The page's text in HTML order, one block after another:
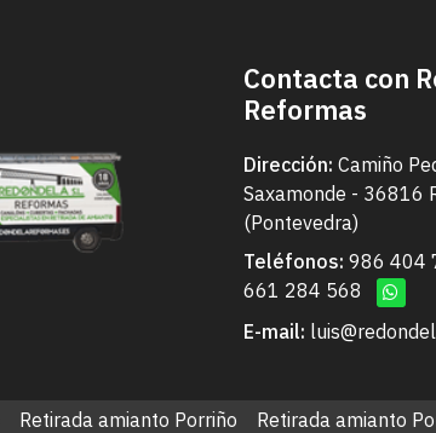
Contacta con
Reformas
Dirección: Camiño
Saxamonde - 36816
(Pontevedra)
Teléfonos: 986 404
661 284 568
E-mail:
Retirada amianto Porriño Retirada amianto